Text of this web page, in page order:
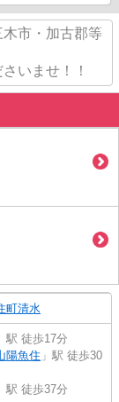
市・加古郡等
いませ！！
町清水
駅 徒歩17分
陽魚住 」駅 徒歩30
駅 徒歩37分